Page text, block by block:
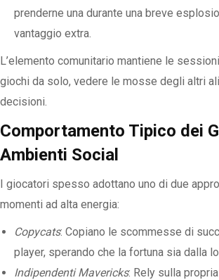
prenderne una durante una breve
vantaggio extra.
L’elemento comunitario mantiene le
giochi da solo, vedere le mosse degli altri
decisioni.
Comportamento Tipico dei
Ambienti Social
I giocatori spesso adottano uno di due
momenti ad alta energia:
Copycats: Copiano le scommesse di
player, sperando che la fortuna sia dalla
Indipendenti Mavericks: Rely sulla